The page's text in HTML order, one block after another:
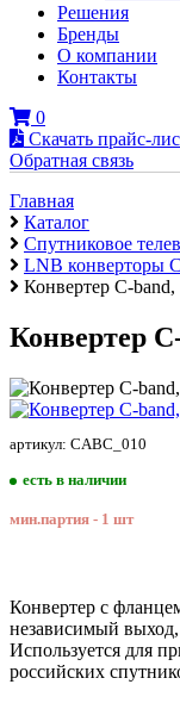
Решения
Бренды
О компании
Контакты
0
Скачать прайс-
Обратная связь
Главная
Каталог
Cпутниковое
LNB конверторы
Конвертер C-
Конвертер
артикул: CABC_010
есть в наличии
мин.партия - 1 шт
Конвертер с
независимый выход,
Используется для
российских